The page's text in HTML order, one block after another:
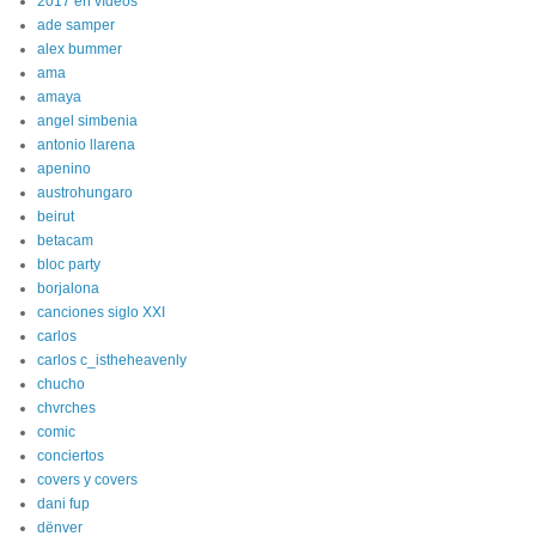
ade samper
alex bummer
ama
amaya
angel simbenia
antonio llarena
apenino
austrohungaro
beirut
betacam
bloc party
borjalona
canciones siglo XXI
carlos
carlos c_istheheavenly
chucho
chvrches
comic
conciertos
covers y covers
dani fup
dënver